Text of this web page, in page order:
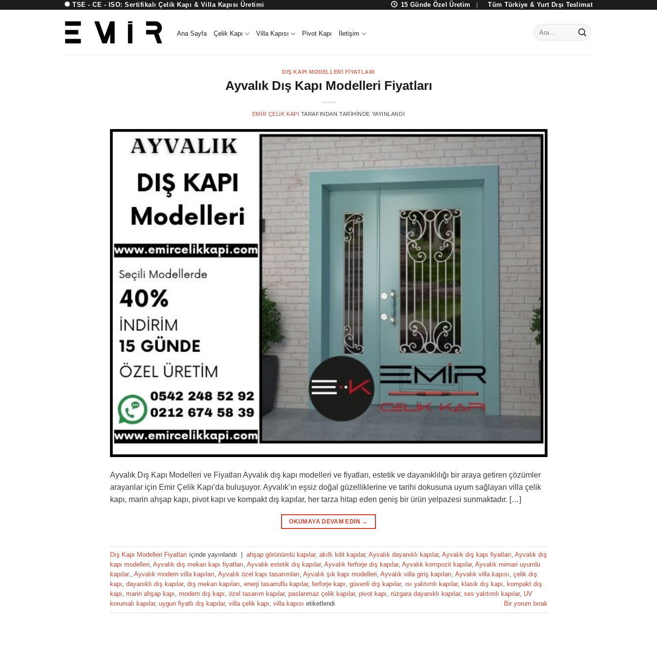
TSE - CE - ISO: Sertifikalı Çelik Kapı & Villa Kapısı Üretimi 15 Günde Özel Üretim Tüm Türkiye & Yurt Dışı Teslimat
Ana Sayfa Çelik Kapı Villa Kapısı Pivot Kapı İletişim
Ara:
DIŞ KAPI MODELLERI FIYATLARI
Ayvalık Dış Kapı Modelleri Fiyatları
EMIR ÇELIK KAPI TARAFINDAN TARIHINDE YAYINLANDI
Ayvalık Dış Kapı Modelleri ve Fiyatları Ayvalık dış kapı modelleri ve fiyatları, estetik ve dayanıklılığı bir araya getiren çözümler
arayanlar için Emir Çelik Kapı’da buluşuyor. Ayvalık’ın eşsiz doğal güzelliklerine ve tarihi dokusuna uyum sağlayan villa çelik
kapı, marin ahşap kapı, pivot kapı ve kompakt dış kapılar, her tarza hitap eden geniş bir ürün yelpazesi sunmaktadır. […]
OKUMAYA DEVAM EDIN →
Dış Kapı Modelleri Fiyatları içinde yayınlandı ahşap görünümlü kapılar, akıllı kilit kapılar, Ayvalık dayanıklı kapılar, Ayvalık dış kapı fiyatları, Ayvalık dış
kapı modelleri, Ayvalık dış mekan kapı fiyatları, Ayvalık estetik dış kapılar, Ayvalık ferforje dış kapılar, Ayvalık kompozit kapılar, Ayvalık mimari uyumlu
kapılar., Ayvalık modern villa kapıları, Ayvalık özel kapı tasarımları, Ayvalık şık kapı modelleri, Ayvalık villa giriş kapıları, Ayvalık villa kapısı, çelik dış
kapı, dayanıklı dış kapılar, dış mekan kapıları, enerji tasarruflu kapılar, ferforje kapı, güvenli dış kapılar, ısı yalıtımlı kapılar, klasik dış kapı, kompakt dış
kapı, marin ahşap kapı, modern dış kapı, özel tasarım kapılar, paslanmaz çelik kapılar, pivot kapı, rüzgara dayanıklı kapılar, ses yalıtımlı kapılar, UV
korumalı kapılar, uygun fiyatlı dış kapılar, villa çelik kapı, villa kapısı etiketlendi Bir yorum bırak